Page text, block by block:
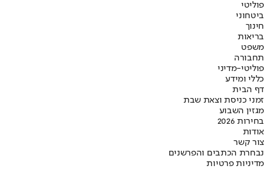
פוליטי
ביטחוני
חינוך
בריאות
משפט
תחבורה
פוליטי-מדיני
כללי ומידע
דף הבית
זמני כניסת וצאת שבת
מגזין השבוע
בחירות 2026
אודות
צור קשר
נבחרת הכתבים והפרשנים
מדיניות פרטיות